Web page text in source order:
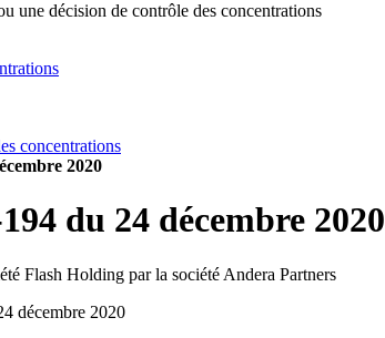
une décision de contrôle des concentrations
concentrations
2020
du 24 décembre 2020
Flash Holding par la société Andera Partners
décembre 2020